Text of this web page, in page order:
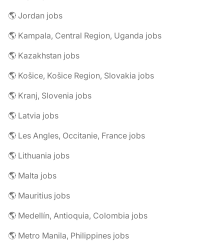
🌎 Jordan jobs
🌎 Kampala, Central Region, Uganda jobs
🌎 Kazakhstan jobs
🌎 Košice, Košice Region, Slovakia jobs
🌎 Kranj, Slovenia jobs
🌎 Latvia jobs
🌎 Les Angles, Occitanie, France jobs
🌎 Lithuania jobs
🌎 Malta jobs
🌎 Mauritius jobs
🌎 Medellín, Antioquia, Colombia jobs
🌎 Metro Manila, Philippines jobs